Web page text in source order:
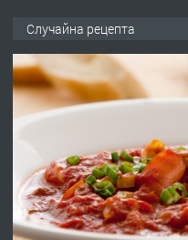
ПРЕДЛАГА
ПРЕДЛАГА
№4120
Любен
Случайна рецепта